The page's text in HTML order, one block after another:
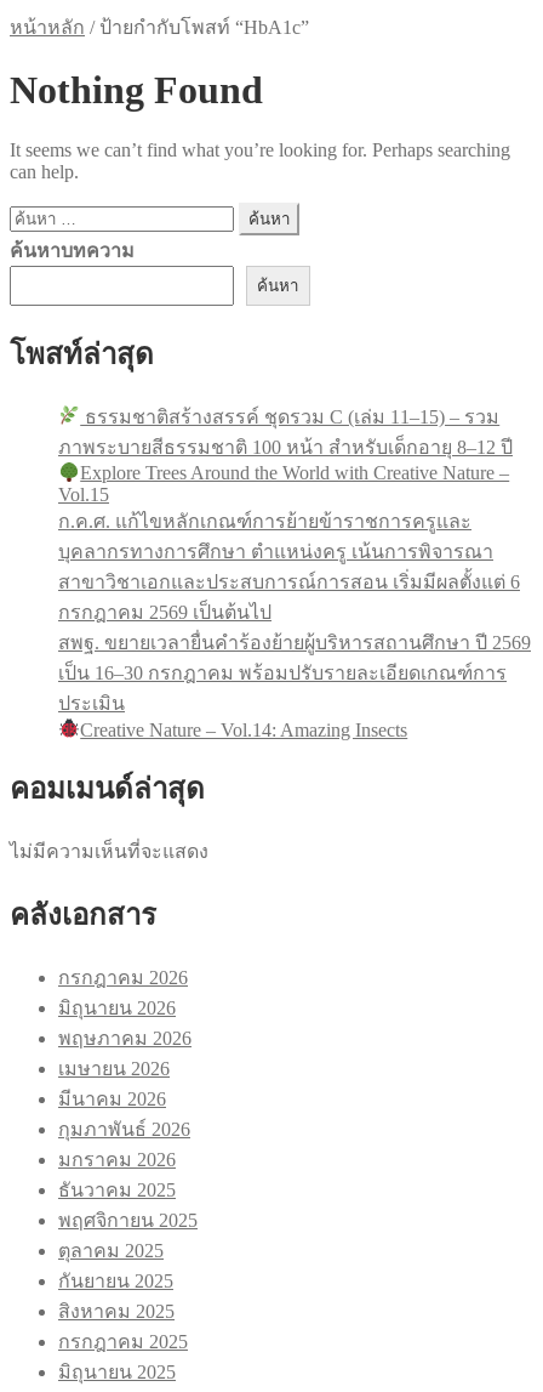
หน้าหลัก / ป้ายกำกับโพสท์ “HbA1c”
Nothing Found
It seems we can’t find what you’re looking for. Perhaps searching
can help.
ค้นหา
สำหรับ:
ค้นหาบทความ
ค้นหา
โพสท์ล่าสุด
ธรรมชาติสร้างสรรค์ ชุดรวม C (เล่ม 11–15) – รวม
ภาพระบายสีธรรมชาติ 100 หน้า สำหรับเด็กอายุ 8–12 ปี
Explore Trees Around the World with Creative Nature –
Vol.15
ก.ค.ศ. แก้ไขหลักเกณฑ์การย้ายข้าราชการครูและ
บุคลากรทางการศึกษา ตำแหน่งครู เน้นการพิจารณา
สาขาวิชาเอกและประสบการณ์การสอน เริ่มมีผลตั้งแต่ 6
กรกฎาคม 2569 เป็นต้นไป
สพฐ. ขยายเวลายื่นคำร้องย้ายผู้บริหารสถานศึกษา ปี 2569
เป็น 16–30 กรกฎาคม พร้อมปรับรายละเอียดเกณฑ์การ
ประเมิน
Creative Nature – Vol.14: Amazing Insects
คอมเมนด์ล่าสุด
ไม่มีความเห็นที่จะแสดง
คลังเอกสาร
กรกฎาคม 2026
มิถุนายน 2026
พฤษภาคม 2026
เมษายน 2026
มีนาคม 2026
กุมภาพันธ์ 2026
มกราคม 2026
ธันวาคม 2025
พฤศจิกายน 2025
ตุลาคม 2025
กันยายน 2025
สิงหาคม 2025
กรกฎาคม 2025
มิถุนายน 2025